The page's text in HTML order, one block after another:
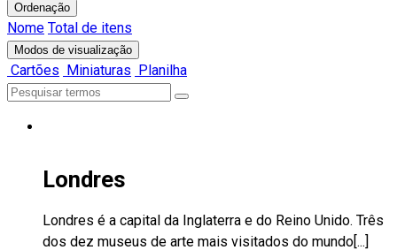
Ordenação
Nome Total de itens
Modos de visualização
Cartões Miniaturas Planilha
Londres
Londres é a capital da Inglaterra e do Reino Unido. Três
dos dez museus de arte mais visitados do mundo[...]